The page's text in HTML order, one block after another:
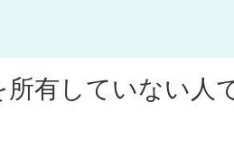
所有していない人